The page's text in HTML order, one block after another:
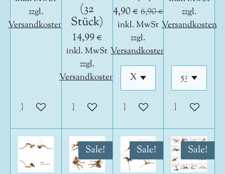
zzgl.
Versandkosten
In den Warenkorb
(32
Stück)
14,99 €
inkl. MwSt
zzgl.
Versandkosten
In den Warenkorb
4,90 € 6,90 €
inkl. MwSt
zzgl.
Versandkosten
In den Warenkorb
zzgl.
Versandkosten
In den
Sale! Sale! Sale!